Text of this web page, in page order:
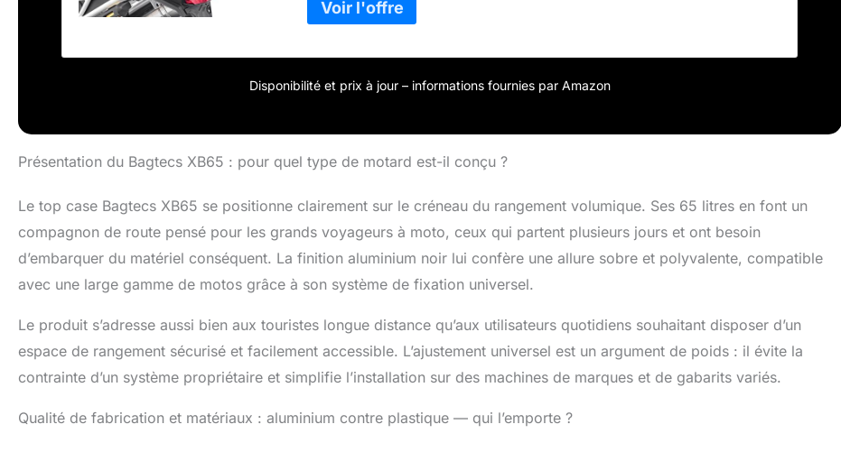
d'aventure. Etanche à l'eau et à la poussière grâce à l'étanchéité du
couvercle sur tout le pourtour et à l'étanchéité des plis Arrimage sur les
universel. Veuillez utiliser les dimensions et les images pour vérifier si l'article
Disponibilité et prix à jour – informations fournies par Amazon
Présentation du Bagtecs XB65 : pour quel type de motard est-il conçu ?
Le top case Bagtecs XB65 se positionne clairement sur le créneau du rangement volumique. Ses 65 litres en font un
compagnon de route pensé pour les grands voyageurs à moto, ceux qui partent plusieurs jours et ont besoin
d’embarquer du matériel conséquent. La finition aluminium noir lui confère une allure sobre et polyvalente, compatible
avec une large gamme de motos grâce à son système de fixation universel.
Le produit s’adresse aussi bien aux touristes longue distance qu’aux utilisateurs quotidiens souhaitant disposer d’un
espace de rangement sécurisé et facilement accessible. L’ajustement universel est un argument de poids : il évite la
contrainte d’un système propriétaire et simplifie l’installation sur des machines de marques et de gabarits variés.
Qualité de fabrication et matériaux : aluminium contre plastique — qui l’emporte ?